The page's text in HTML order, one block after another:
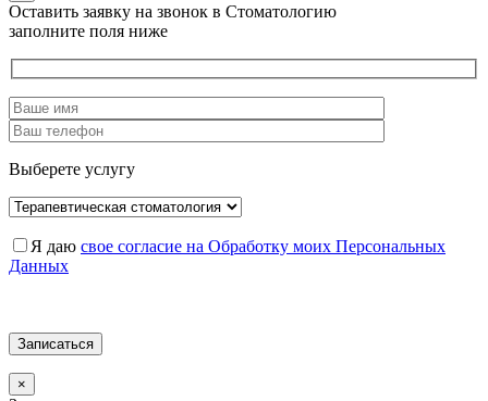
Оставить заявку на звонок в Стоматологию
заполните поля ниже
Выберете услугу
Я даю свое согласие на Обработку моих Персональных
Данных
×